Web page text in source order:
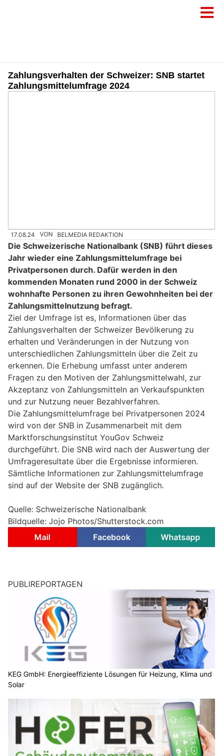
Zahlungsverhalten der Schweizer: SNB startet
Zahlungsmittelumfrage 2024
17.08.24 VON BELMEDIA REDAKTION
Die Schweizerische Nationalbank (SNB) führt dieses
Jahr wieder eine Zahlungsmittelumfrage bei
Privatpersonen durch. Dafür werden in den
kommenden Monaten rund 2000 in der Schweiz
wohnhafte Personen zu ihren Gewohnheiten bei der
Zahlungsmittelnutzung befragt.
Ziel der Umfrage ist es, Informationen über das
Zahlungsverhalten der Schweizer Bevölkerung zu
erhalten und Veränderungen in der Nutzung von
unterschiedlichen Zahlungsmitteln über die Zeit zu
erkennen. Die Erhebung umfasst unter anderem
Fragen zu den Motiven der Zahlungsmittelwahl, zur
Akzeptanz von Zahlungsmitteln an Verkaufspunkten
und zur Nutzung neuer Bezahlverfahren.
Die Zahlungsmittelumfrage bei Privatpersonen 2024
wird von der SNB in Zusammenarbeit mit dem
Marktforschungsinstitut YouGov Schweiz
durchgeführt. Die SNB wird nach der Auswertung der
Umfrageresultate über die Ergebnisse informieren.
Sämtliche Informationen zur Zahlungsmittelumfrage
sind auf der Website der SNB zugänglich.
Quelle: Schweizerische Nationalbank
Bildquelle: Jojo Photos/Shutterstock.com
Mail
Facebook Whatsapp
PUBLIREPORTAGEN
KEG GmbH: Energieeffiziente Lösungen für Heizung, Klima und
Solar